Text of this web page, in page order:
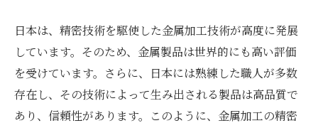
日本は、精密技術を駆使した金属加工技術が高度に発展
しています。そのため、金属製品は世界的にも高い評価
を受けています。さらに、日本には熟練した職人が多数
存在し、その技術によって生み出される製品は高品質で
あり、信頼性があります。このように、金属加工の精密